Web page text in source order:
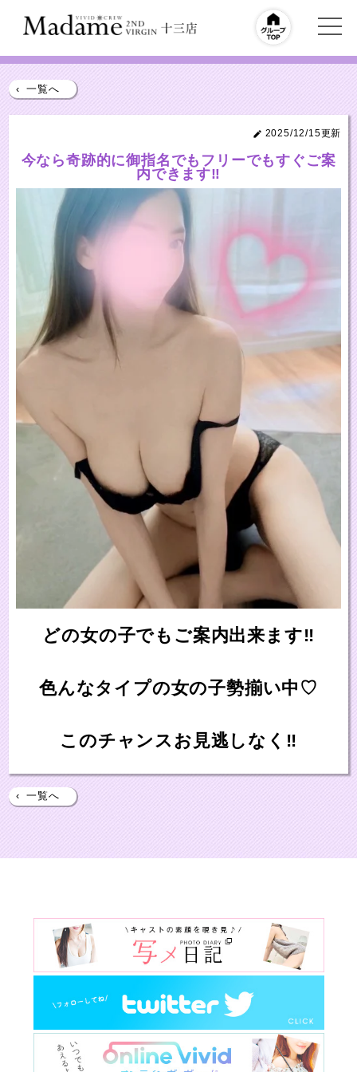
‹ 一覧へ
2025/12/15更新
今なら奇跡的に御指名でもフリーでもすぐご案
内できます‼
どの女の子でもご案内出来ます‼
色んなタイプの女の子勢揃い中♡
このチャンスお見逃しなく‼
‹ 一覧へ